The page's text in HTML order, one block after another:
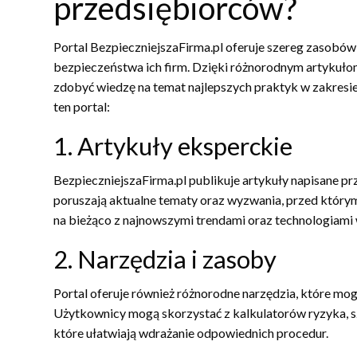
przedsiębiorców?
Portal BezpieczniejszaFirma.pl oferuje szereg
bezpieczeństwa ich firm. Dzięki różnorodnym
zdobyć wiedzę na temat najlepszych praktyk w
ten portal:
1. Artykuły eksperckie
BezpieczniejszaFirma.pl publikuje artykuły napisane
poruszają aktualne tematy oraz wyzwania, przed
na bieżąco z najnowszymi trendami oraz technologiami
2. Narzędzia i zasoby
Portal oferuje również różnorodne narzędzia, które
Użytkownicy mogą skorzystać z kalkulatorów
które ułatwiają wdrażanie odpowiednich procedur.